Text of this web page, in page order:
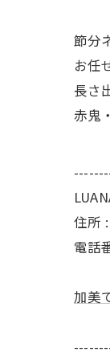
節分
お任
長さ
赤鬼
住所
電話
加美